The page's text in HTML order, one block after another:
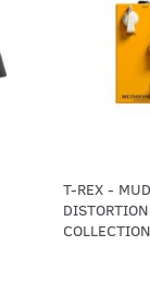
T-REX -
COLLECTION